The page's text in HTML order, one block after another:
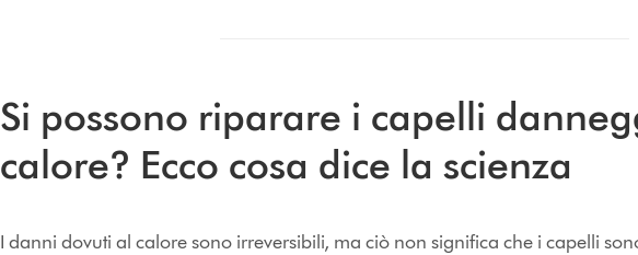
Si possono riparare i capelli
calore? Ecco cosa dice la scienza
I danni dovuti al calore sono irreversibili, ma ciò non significa che i capelli